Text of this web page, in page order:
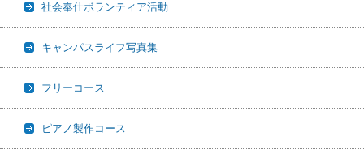
社会奉仕ボランティア活動
キャンパスライフ写真集
フリーコース
ピアノ製作コース